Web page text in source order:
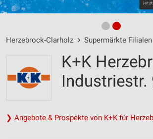
Herzebrock-Clarholz Supermärkte Filialen
K+K
Industriestr.
❯ Angebote & Prospekte von K+K für